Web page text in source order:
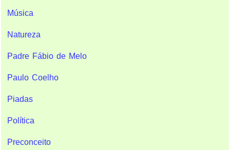
Música
Natureza
Padre Fábio de Melo
Paulo Coelho
Piadas
Política
Preconceito